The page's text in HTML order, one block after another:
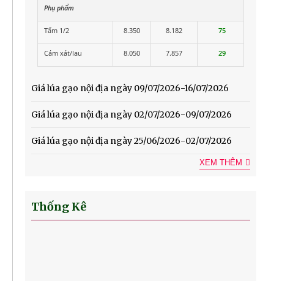
Phụ phẩm
Tấm 1/2 8.350 8.182 75
Cám xát/lau 8.050 7.857 29
Giá lúa gạo nội địa ngày 09/07/2026-16/07/2026
Giá lúa gạo nội địa ngày 02/07/2026-09/07/2026
Giá lúa gạo nội địa ngày 25/06/2026-02/07/2026
XEM THÊM
Thống Kê